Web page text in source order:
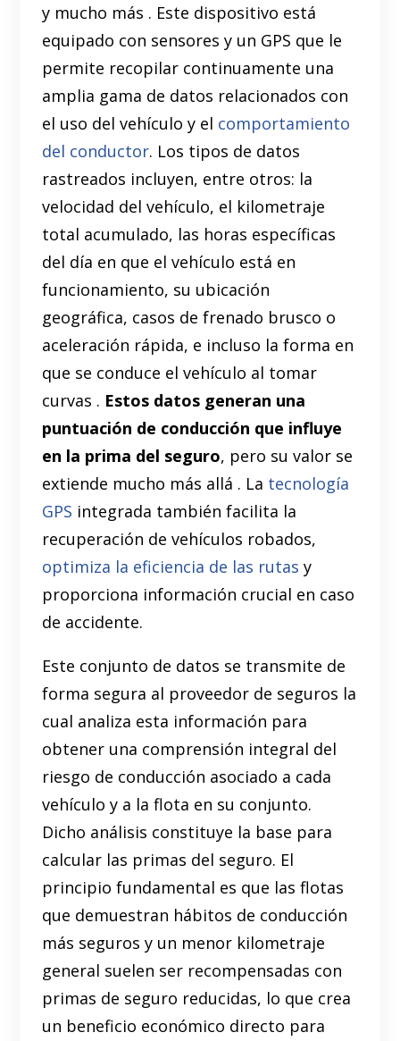
y mucho más . Este dispositivo está
equipado con sensores y un GPS que le
permite recopilar continuamente una
amplia gama de datos relacionados con
el uso del vehículo y el comportamiento
del conductor. Los tipos de datos
rastreados incluyen, entre otros: la
velocidad del vehículo, el kilometraje
total acumulado, las horas específicas
del día en que el vehículo está en
funcionamiento, su ubicación
geográfica, casos de frenado brusco o
aceleración rápida, e incluso la forma en
que se conduce el vehículo al tomar
curvas . Estos datos generan una
puntuación de conducción que influye
en la prima del seguro, pero su valor se
extiende mucho más allá . La tecnología
GPS integrada también facilita la
recuperación de vehículos robados,
optimiza la eficiencia de las rutas y
proporciona información crucial en caso
de accidente.
Este conjunto de datos se transmite de
forma segura al proveedor de seguros la
cual analiza esta información para
obtener una comprensión integral del
riesgo de conducción asociado a cada
vehículo y a la flota en su conjunto.
Dicho análisis constituye la base para
calcular las primas del seguro. El
principio fundamental es que las flotas
que demuestran hábitos de conducción
más seguros y un menor kilometraje
general suelen ser recompensadas con
primas de seguro reducidas, lo que crea
un beneficio económico directo para